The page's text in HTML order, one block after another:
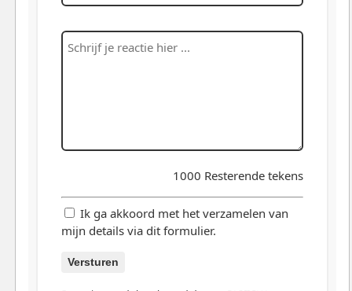
1000 Resterende tekens
Ik ga akkoord met het verzamelen van
mijn details via dit formulier.
Versturen